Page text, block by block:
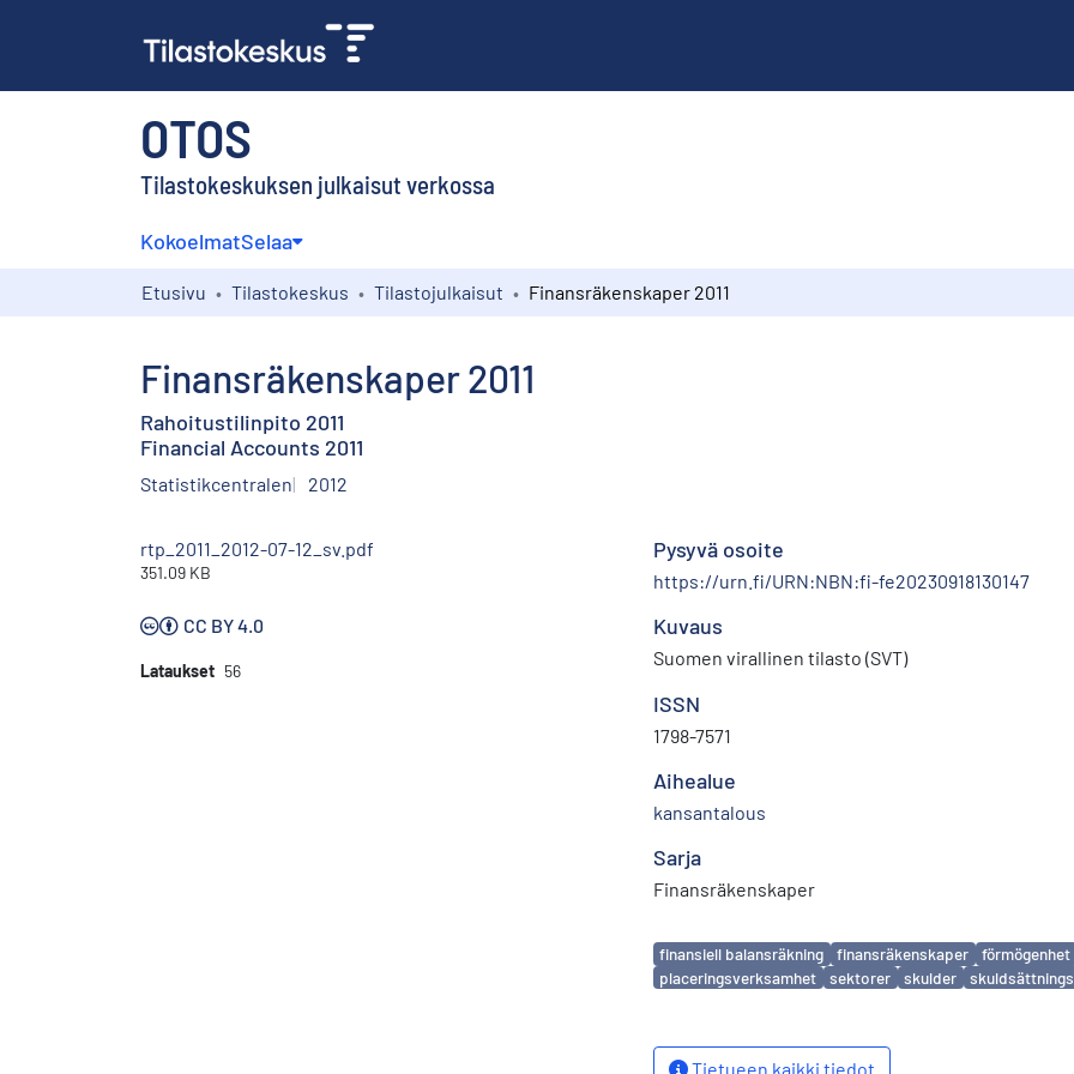
OTOS
Tilastokeskuksen julkaisut verkossa
KokoelmatSelaa
Etusivu Tilastokeskus Tilastojulkaisut Finansräkenskaper 2011
Finansräkenskaper 2011
Rahoitustilinpito 2011
Financial Accounts 2011
Statistikcentralen 2012
rtp_2011_2012-07-12_sv.pdf
351.09 KB
CC BY 4.0
Lataukset 56
Pysyvä osoite
https://urn.fi/URN:NBN:fi-fe20230918130147
Kuvaus
Suomen virallinen tilasto (SVT)
ISSN
1798-7571
Aihealue
kansantalous
Sarja
Finansräkenskaper
Avainsanat
finansiell balansräkning finansräkenskaper förmögenhet
placeringsverksamhet
sektorer skulder
Tietueen kaikki tiedot